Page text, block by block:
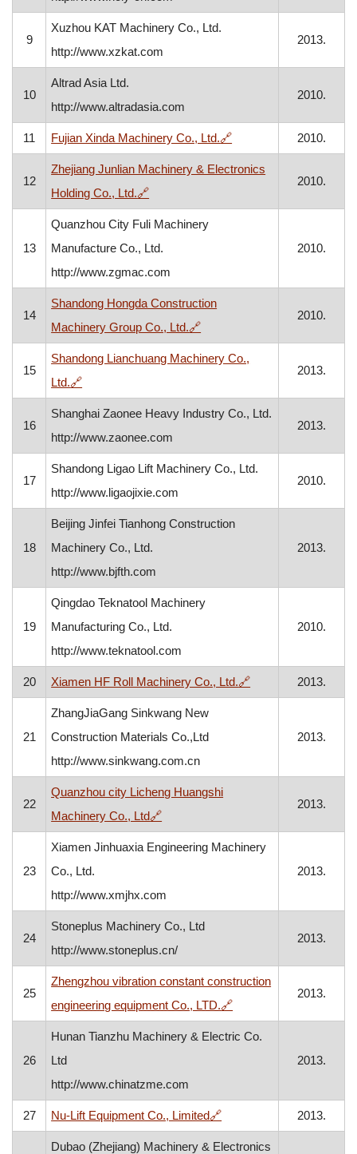
9
Xuzhou KAT Machinery Co., Ltd.
http://www.xzkat.com
2013.
10
Altrad Asia Ltd.
http://www.altradasia.com
2010.
11 Fujian Xinda Machinery Co., Ltd.🔗, otvara se u novom
2010.
12
Zhejiang Junlian Machinery & Electronics
Holding Co., Ltd.🔗, otvara se u novom prozoru
2010.
13
Quanzhou City Fuli Machinery
Manufacture Co., Ltd.
http://www.zgmac.com
2010.
14
Shandong Hongda Construction
Machinery Group Co., Ltd.🔗, otvara se u novom prozoru
2010.
15
Shandong Lianchuang Machinery Co.,
Ltd.🔗, otvara se u novom prozoru
2013.
16
Shanghai Zaonee Heavy Industry Co., Ltd.
http://www.zaonee.com
2013.
17
Shandong Ligao Lift Machinery Co., Ltd.
http://www.ligaojixie.com
2010.
18
Beijing Jinfei Tianhong Construction
Machinery Co., Ltd.
http://www.bjfth.com
2013.
19
Qingdao Teknatool Machinery
Manufacturing Co., Ltd.
http://www.teknatool.com
2010.
20 Xiamen HF Roll Machinery Co., Ltd.🔗, otvara se u novom
2013.
21
ZhangJiaGang Sinkwang New
Construction Materials Co.,Ltd
http://www.sinkwang.com.cn
2013.
22
Quanzhou city Licheng Huangshi
Machinery Co., Ltd🔗, otvara se u novom prozoru
2013.
23
Xiamen Jinhuaxia Engineering Machinery
Co., Ltd.
http://www.xmjhx.com
2013.
24
Stoneplus Machinery Co., Ltd
http://www.stoneplus.cn/
2013.
25
Zhengzhou vibration constant construction
engineering equipment Co., LTD.🔗, otvara se u novom
2013.
26
Hunan Tianzhu Machinery & Electric Co.
Ltd
http://www.chinatzme.com
2013.
27 Nu-Lift Equipment Co., Limited🔗, otvara se u novom
2013.
Dubao (Zhejiang) Machinery & Electronics